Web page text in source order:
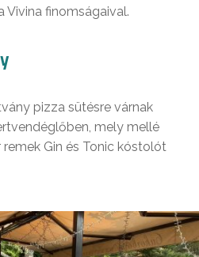
Vivina finomságaival.
pizza sütésre várnak
mely mellé
Gin és Tonic kóstolót